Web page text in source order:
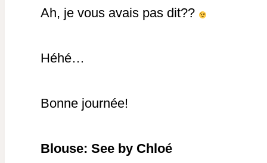
Ah, je vous avais pas dit??
Héhé…
Bonne journée!
Blouse: See by Chloé